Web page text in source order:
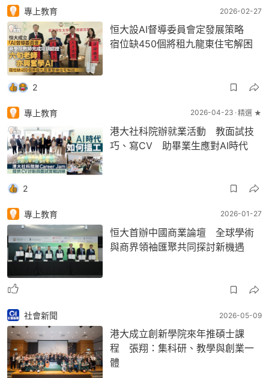
專上教育 2026-02-27
恒大設AI督導委員會定發展策略
宿位缺450個將租九龍東住宅解困
2
專上教育 2026-04-23 精選 ★
港大社科院辦就業活動 教面試技
巧、寫CV 助畢業生應對AI時代
2
專上教育 2026-01-27
恒大首辦中國商業論壇 全球學術
與商界領袖匯聚共同探討新機遇
社會新聞 2026-05-09
港大成立創新學院來年推碩士課
程 張翔：集科研、教學與創業一
體